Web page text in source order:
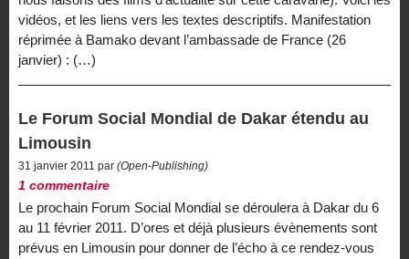
vidéos, et les liens vers les textes descriptifs. Manifestation
réprimée à Bamako devant l’ambassade de France (26
janvier) : (…)
Le Forum Social Mondial de Dakar étendu au
Limousin
31 janvier 2011 par (Open-Publishing)
1 commentaire
Le prochain Forum Social Mondial se déroulera à Dakar du 6
au 11 février 2011. D’ores et déjà plusieurs évènements sont
prévus en Limousin pour donner de l’écho à ce rendez-vous